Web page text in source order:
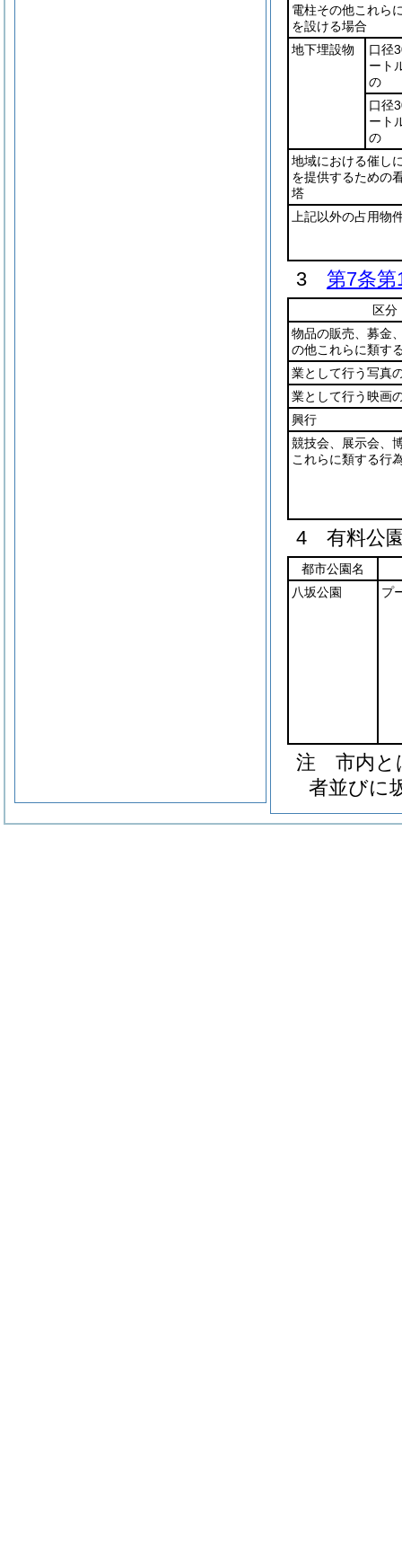
電柱その他これら
を設ける場合
地下埋設物
口径
ート
の
口径
ート
の
地域における催し
を提供するための
塔
上記以外の占用物
3 第7条第
区分
物品の販売、募金
の他これらに類す
業として行う写真
業として行う映画
興行
競技会、展示会、
これらに類する行
4 有料公
都市公園名
八坂公園
プ
注 市内と
者並びに